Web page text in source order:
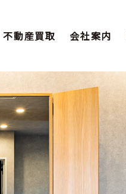
不動産買取 会社案内